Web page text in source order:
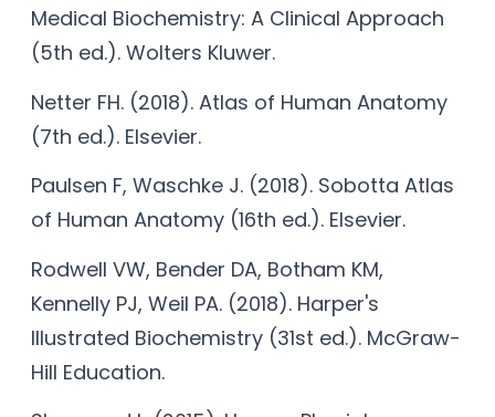
Medical Biochemistry: A Clinical Approach
(5th ed.). Wolters Kluwer.
Netter FH. (2018). Atlas of Human Anatomy
(7th ed.). Elsevier.
Paulsen F, Waschke J. (2018). Sobotta Atlas
of Human Anatomy (16th ed.). Elsevier.
Rodwell VW, Bender DA, Botham KM,
Kennelly PJ, Weil PA. (2018). Harper's
Illustrated Biochemistry (31st ed.). McGraw-
Hill Education.